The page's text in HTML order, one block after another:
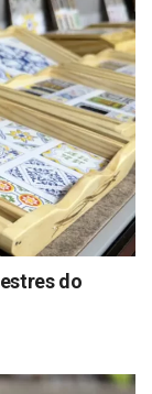
do